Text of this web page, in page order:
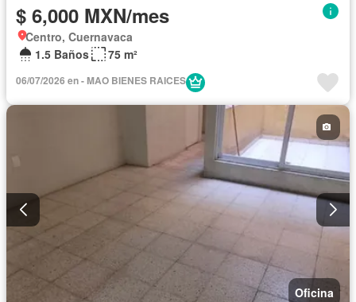
$ 6,000 MXN/mes
Centro, Cuernavaca
1.5 Baños
75 m²
06/07/2026 en - MAO BIENES RAICES
Oficina